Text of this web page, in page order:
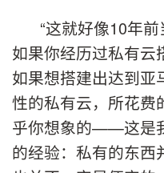
“这就好像10年
如果你经历过私有云
如果想搭建出达到亚
性的私有云，所花费
乎你想象的——这是
的经验：私有的东西